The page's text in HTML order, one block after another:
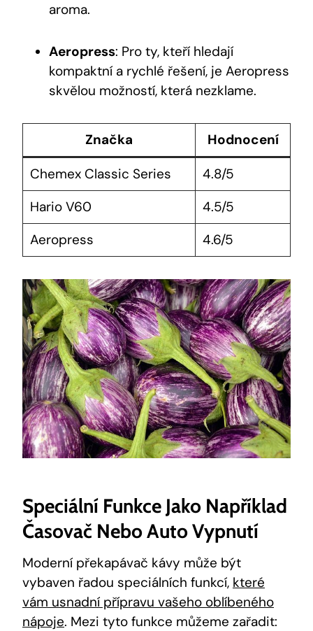
aroma.
Aeropress: Pro ty, kteří hledají
kompaktní ⁤a rychlé řešení, je Aeropress
skvělou možností, ⁢která nezklame.
Značka
Hodnocení
Chemex Classic Series
4.8/5
Hario V60
4.5/5
Aeropress
4.6/5
Speciální Funkce Jako Například
⁢časovač ⁤nebo Auto ​vypnutí
Moderní překapávač kávy může být
vybaven řadou speciálních funkcí, které
vám usnadní přípravu vašeho oblíbeného
nápoje. Mezi tyto funkce můžeme‍ zařadit: